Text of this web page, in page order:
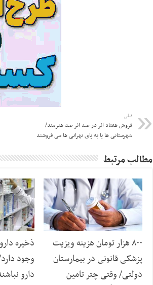
قبلی
فروش هفتاد اثر در صد اثر صد هنرمند/
شهرستانی ها پا به پای تهرانی ها می فروشند
مطالب مرتبط
۸۰۰ هزار تومان هزینه ویزیت
پزشکی قانونی در بیمارستان
دولتی/ وقتی چتر تامین
ذخیره
وجود
دارو